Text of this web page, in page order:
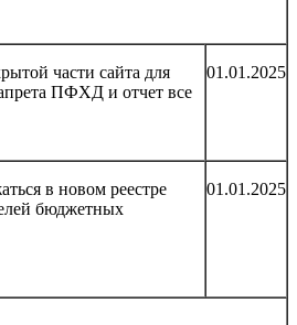
части сайта для
ПФХД и отчет все
01.01.2025
в новом реестре
бюджетных
01.01.2025